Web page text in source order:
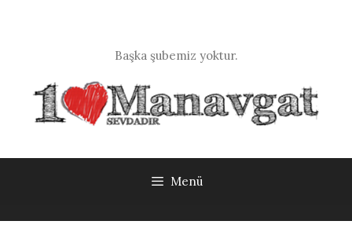
Başka şubemiz yoktur.
Menü